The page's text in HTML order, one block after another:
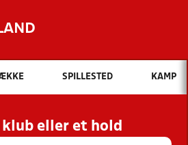
Hvad vil du søge efter?
INDHOLD OG NYHEDER
KLUBBER OG
HOLD
SPILLESTED KAMP
klub eller et hold